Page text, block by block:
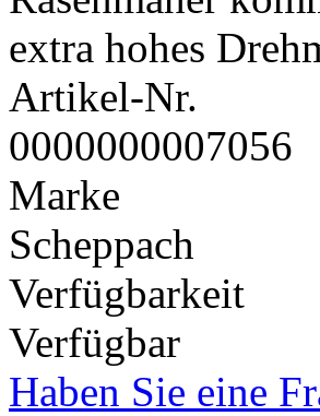
extra hohes
Artikel-Nr.
0000000007056
Marke
Scheppach
Verfügbarkeit
Verfügbar
Haben Sie eine